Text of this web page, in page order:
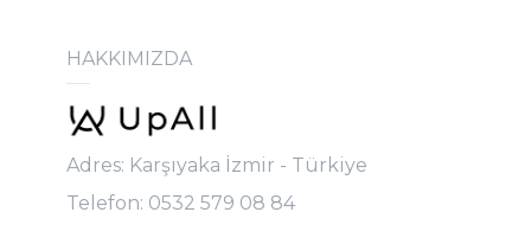
HAKKIMIZDA
Adres: Karşıyaka İzmir - Türkiye
Telefon: 0532 579 08 84